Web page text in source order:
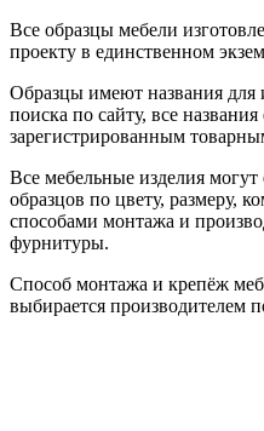
Все образцы мебели
проекту в единственном
Образцы имеют названия для
поиска по сайту, все
зарегистрированным
Все мебельные изделия могут
образцов по цвету, размеру,
способами монтажа и
фурнитуры.
Способ монтажа и крепёж
выбирается производителем